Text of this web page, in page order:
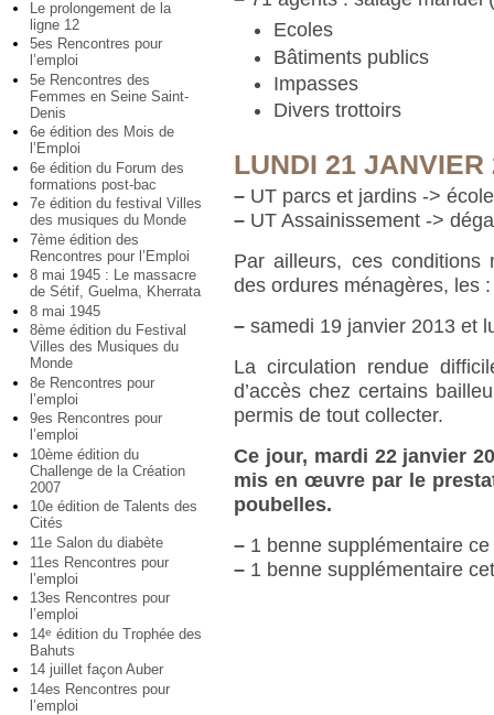
Le prolongement de la
ligne 12
5es Rencontres pour
l’emploi
5e Rencontres des
Femmes en Seine Saint-
Denis
6e édition des Mois de
l’Emploi
6e édition du Forum des
formations post-bac
7e édition du festival Villes
des musiques du Monde
7ème édition des
Rencontres pour l’Emploi
8 mai 1945 : Le massacre
de Sétif, Guelma, Kherrata
8 mai 1945
8ème édition du Festival
Villes des Musiques du
Monde
8e Rencontres pour
l’emploi
9es Rencontres pour
l’emploi
10ème édition du
Challenge de la Création
2007
10e édition de Talents des
Cités
11e Salon du diabète
11es Rencontres pour
l’emploi
13es Rencontres pour
l’emploi
14e édition du Trophée des
Bahuts
14 juillet façon Auber
14es Rencontres pour
l’emploi
Ecoles
Bâtiments publics
Impasses
Divers trottoirs
LUNDI 21 JANVIER
– UT parcs et jardins ->
– UT Assainissement ->
Par ailleurs, ces conditions
des ordures ménagères, les :
– samedi 19 janvier 2013 et
La circulation rendue
d’accès chez certains
permis de tout collecter.
Ce jour, mardi 22 janvier
mis en œuvre par le
poubelles.
– 1 benne supplémentaire
– 1 benne supplémentaire